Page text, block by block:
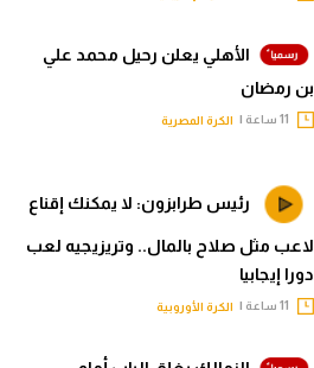
الأهلي يعلن رحيل محمد علي
بن رمضان
الكرة المصرية
رئيس طرابزون: لا يمكنك إقناع
لاعب مثل صلاح بالمال.. وتريزيجيه لعب
دورا إيجابيا
الكرة الأوروبية